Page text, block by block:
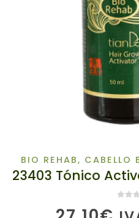
BIO REHAB, CABELLO